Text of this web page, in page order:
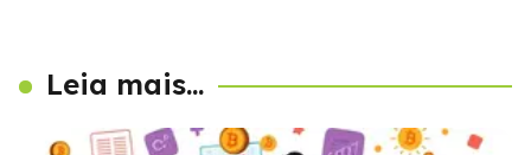
Leia mais...